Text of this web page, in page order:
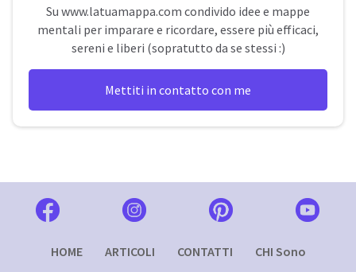
Su www.latuamappa.com condivido idee e mappe
mentali per imparare e ricordare, essere più efficaci,
sereni e liberi (sopratutto da se stessi :)
Mettiti in contatto con me
HOME ARTICOLI CONTATTI CHI Sono